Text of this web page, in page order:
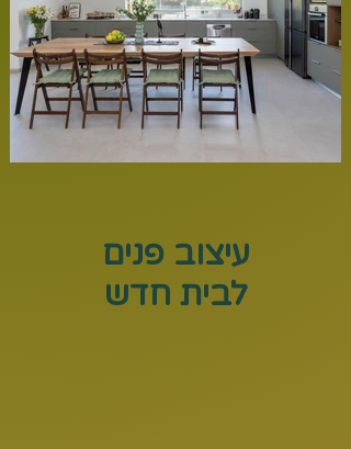
עיצוב פנים
לבית חדש